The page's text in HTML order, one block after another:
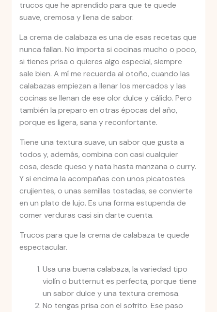
trucos que he aprendido para que te quede
suave, cremosa y llena de sabor.
La crema de calabaza es una de esas recetas que
nunca fallan. No importa si cocinas mucho o poco,
si tienes prisa o quieres algo especial, siempre
sale bien. A mí me recuerda al otoño, cuando las
calabazas empiezan a llenar los mercados y las
cocinas se llenan de ese olor dulce y cálido. Pero
también la preparo en otras épocas del año,
porque es ligera, sana y reconfortante.
Tiene una textura suave, un sabor que gusta a
todos y, además, combina con casi cualquier
cosa, desde queso y nata hasta manzana o curry.
Y si encima la acompañas con unos picatostes
crujientes, o unas semillas tostadas, se convierte
en un plato de lujo. Es una forma estupenda de
comer verduras casi sin darte cuenta.
Trucos para que la crema de calabaza te quede
espectacular.
Usa una buena calabaza, la variedad tipo
violín o butternut es perfecta, porque tiene
un sabor dulce y una textura cremosa.
No tengas prisa con el sofrito. Ese paso